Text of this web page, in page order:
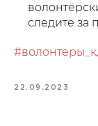
следите
22.09.2023